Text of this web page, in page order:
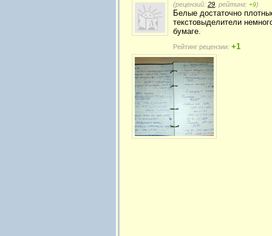
(рецензий: 29 , рейтинг: +9)
Белые достаточно
текстовыделители
бумаге.
Рейтинг рецензии: +1